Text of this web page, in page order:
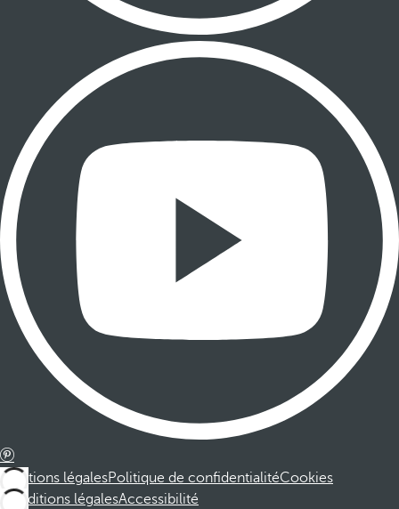
Mentions légalesPolitique de confidentialitéCookies
Conditions légalesAccessibilité